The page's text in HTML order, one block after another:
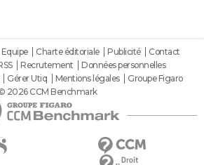
Equipe Charte éditoriale Publicité
Contact
Recrutement
Données personnelles
Gérer Utiq Mentions légales
Groupe Figaro
2026 CCM Benchmark